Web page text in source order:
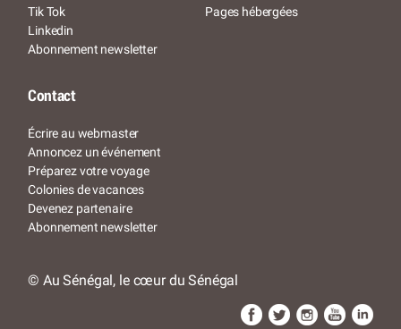
Tik Tok
Linkedin
Abonnement newsletter
Pages hébergées
Contact
Écrire au webmaster
Annoncez un événement
Préparez votre voyage
Colonies de vacances
Devenez partenaire
Abonnement newsletter
© Au Sénégal, le cœur du Sénégal